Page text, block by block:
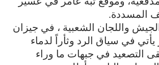
المسددة.
واللجان الشعبية ، في جيزان
في سياق الرد وثأراً لدماء
التصعيد في جبهات ما وراء